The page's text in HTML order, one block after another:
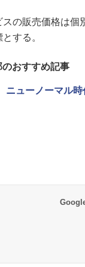
の販売価格は個
とする。
のおすすめ記事
ニューノーマル